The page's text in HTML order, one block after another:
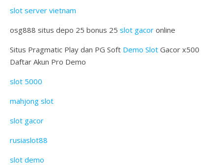
slot server vietnam
osg888 situs depo 25 bonus 25 slot gacor online
Situs Pragmatic Play dan PG Soft Demo Slot Gacor x500
Daftar Akun Pro Demo
slot 5000
mahjong slot
slot gacor
rusiaslot88
slot demo